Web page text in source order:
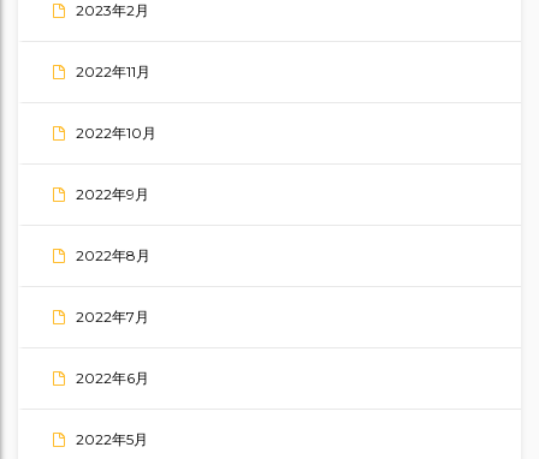
2023年2月
2022年11月
2022年10月
2022年9月
2022年8月
2022年7月
2022年6月
2022年5月